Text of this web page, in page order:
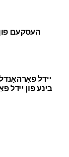
העסקעם
יידל
בינע פון יידל